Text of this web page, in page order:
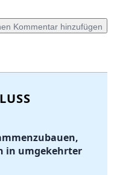
Kommentar hinzufügen
Kommentieren
in umgekehrter